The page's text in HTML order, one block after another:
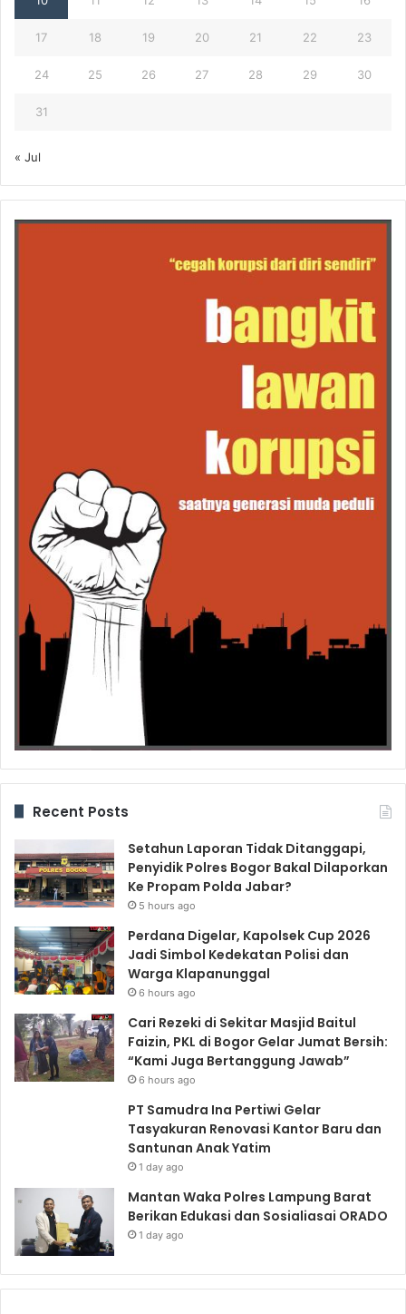
17 18 19 20 21 22 23
24 25 26 27 28 29 30
31
« Jul
Recent Posts
Setahun Laporan Tidak Ditanggapi,
Penyidik Polres Bogor Bakal Dilaporkan
Ke Propam Polda Jabar?
5 hours ago
Perdana Digelar, Kapolsek Cup 2026
Jadi Simbol Kedekatan Polisi dan
Warga Klapanunggal
6 hours ago
Cari Rezeki di Sekitar Masjid Baitul
Faizin, PKL di Bogor Gelar Jumat Bersih:
“Kami Juga Bertanggung Jawab”
6 hours ago
PT Samudra Ina Pertiwi Gelar
Tasyakuran Renovasi Kantor Baru dan
Santunan Anak Yatim
1 day ago
Mantan Waka Polres Lampung Barat
Berikan Edukasi dan Sosialiasai ORADO
1 day ago